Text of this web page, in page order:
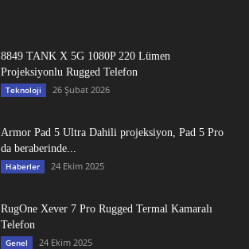
8849 TANK X 5G 1080P 220 Lümen
Projeksiyonlu Rugged Telefon
Teknoloji 26 Şubat 2026
Armor Pad 5 Ultra Dahili projeksiyon, Pad 5 Pro
da beraberinde...
Haberler 24 Ekim 2025
RugOne Xever 7 Pro Rugged Termal Kamaralı
Telefon
Genel 24 Ekim 2025